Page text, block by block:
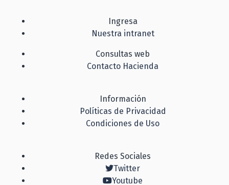
Ingresa
Nuestra intranet
Consultas web
Contacto Hacienda
Información
Políticas de Privacidad
Condiciones de Uso
Redes Sociales
Twitter
Youtube